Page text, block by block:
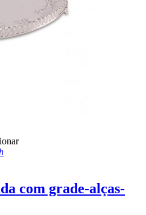
com grade-alças-